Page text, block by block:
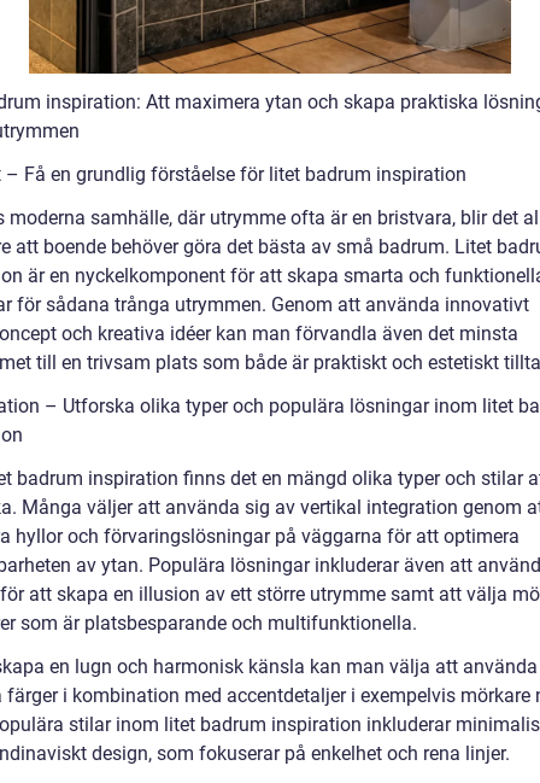
inspiration: Att maximera ytan och skapa praktiska
– Få en grundlig förståelse för litet badrum inspiration
moderna samhälle, där utrymme ofta är en bristvara, blir det
att boende behöver göra det bästa av små badrum. Litet
är en nyckelkomponent för att skapa smarta och
för sådana trånga utrymmen. Genom att använda innovativt
och kreativa idéer kan man förvandla även det minsta
till en trivsam plats som både är praktiskt och estetiskt
– Utforska olika typer och populära lösningar inom litet
badrum inspiration finns det en mängd olika typer och stilar
Många väljer att använda sig av vertikal integration genom
hyllor och förvaringslösningar på väggarna för att optimera
av ytan. Populära lösningar inkluderar även att
att skapa en illusion av ett större utrymme samt att välja
som är platsbesparande och multifunktionella.
en lugn och harmonisk känsla kan man välja att använda
färger i kombination med accentdetaljer i exempelvis mörkare
stilar inom litet badrum inspiration inkluderar
design, som fokuserar på enkelhet och rena linjer.